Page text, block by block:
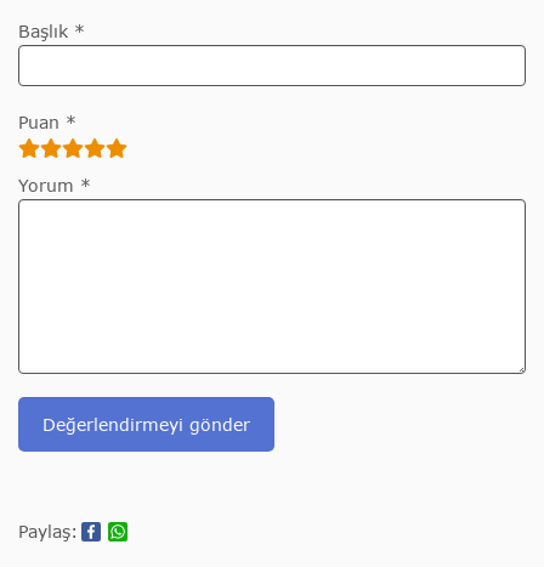
Başlık *
Puan *
Yorum *
Değerlendirmeyi gönder
Paylaş: